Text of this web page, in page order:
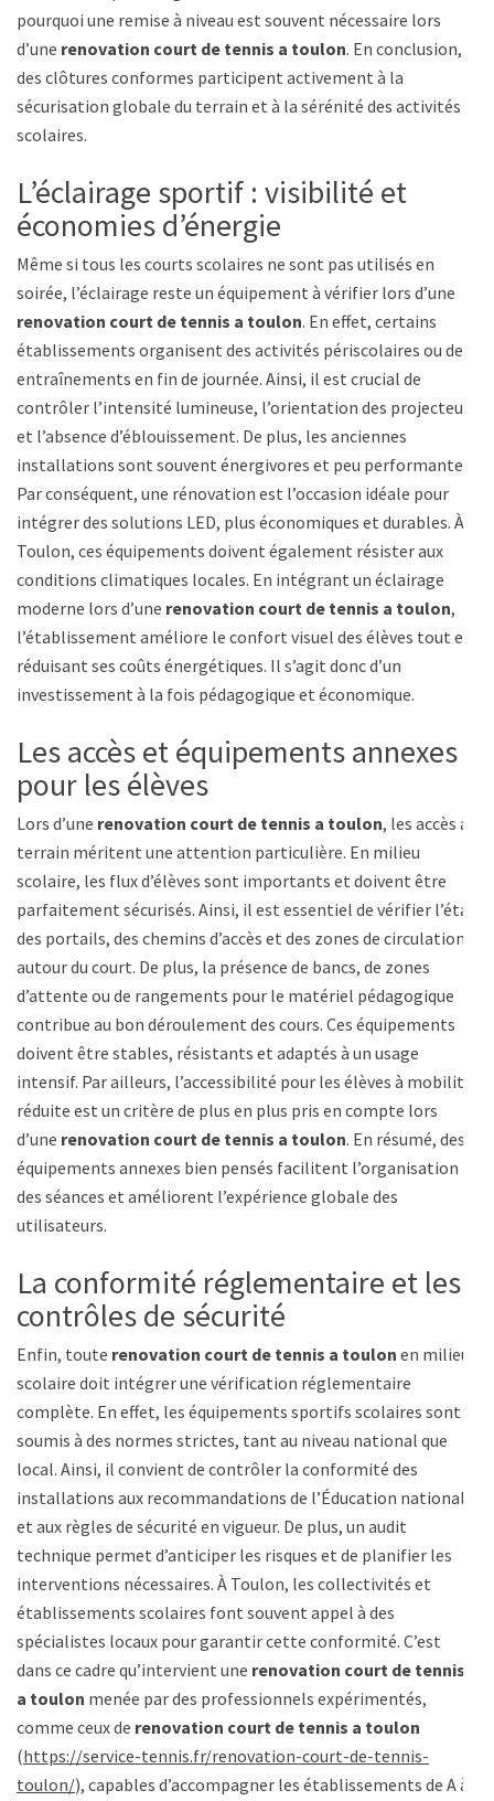
pourquoi une remise à niveau est souvent nécessaire lors
d’une renovation court de tennis a toulon. En conclusion,
des clôtures conformes participent activement à la
sécurisation globale du terrain et à la sérénité des activités
scolaires.
L’éclairage sportif : visibilité et
économies d’énergie
Même si tous les courts scolaires ne sont pas utilisés en
soirée, l’éclairage reste un équipement à vérifier lors d’une
renovation court de tennis a toulon. En effet, certains
établissements organisent des activités périscolaires ou des
entraînements en fin de journée. Ainsi, il est crucial de
contrôler l’intensité lumineuse, l’orientation des projecteurs
et l’absence d’éblouissement. De plus, les anciennes
installations sont souvent énergivores et peu performantes.
Par conséquent, une rénovation est l’occasion idéale pour
intégrer des solutions LED, plus économiques et durables. À
Toulon, ces équipements doivent également résister aux
conditions climatiques locales. En intégrant un éclairage
moderne lors d’une renovation court de tennis a toulon,
l’établissement améliore le confort visuel des élèves tout en
réduisant ses coûts énergétiques. Il s’agit donc d’un
investissement à la fois pédagogique et économique.
Les accès et équipements annexes
pour les élèves
Lors d’une renovation court de tennis a toulon, les accès au
terrain méritent une attention particulière. En milieu
scolaire, les flux d’élèves sont importants et doivent être
parfaitement sécurisés. Ainsi, il est essentiel de vérifier l’état
des portails, des chemins d’accès et des zones de circulation
autour du court. De plus, la présence de bancs, de zones
d’attente ou de rangements pour le matériel pédagogique
contribue au bon déroulement des cours. Ces équipements
doivent être stables, résistants et adaptés à un usage
intensif. Par ailleurs, l’accessibilité pour les élèves à mobilité
réduite est un critère de plus en plus pris en compte lors
d’une renovation court de tennis a toulon. En résumé, des
équipements annexes bien pensés facilitent l’organisation
des séances et améliorent l’expérience globale des
utilisateurs.
La conformité réglementaire et les
contrôles de sécurité
Enfin, toute renovation court de tennis a toulon en milieu
scolaire doit intégrer une vérification réglementaire
complète. En effet, les équipements sportifs scolaires sont
soumis à des normes strictes, tant au niveau national que
local. Ainsi, il convient de contrôler la conformité des
installations aux recommandations de l’Éducation nationale
et aux règles de sécurité en vigueur. De plus, un audit
technique permet d’anticiper les risques et de planifier les
interventions nécessaires. À Toulon, les collectivités et
établissements scolaires font souvent appel à des
spécialistes locaux pour garantir cette conformité. C’est
dans ce cadre qu’intervient une renovation court de tennis
a toulon menée par des professionnels expérimentés,
comme ceux de renovation court de tennis a toulon
(https://service-tennis.fr/renovation-court-de-tennis-
toulon/), capables d’accompagner les établissements de A à